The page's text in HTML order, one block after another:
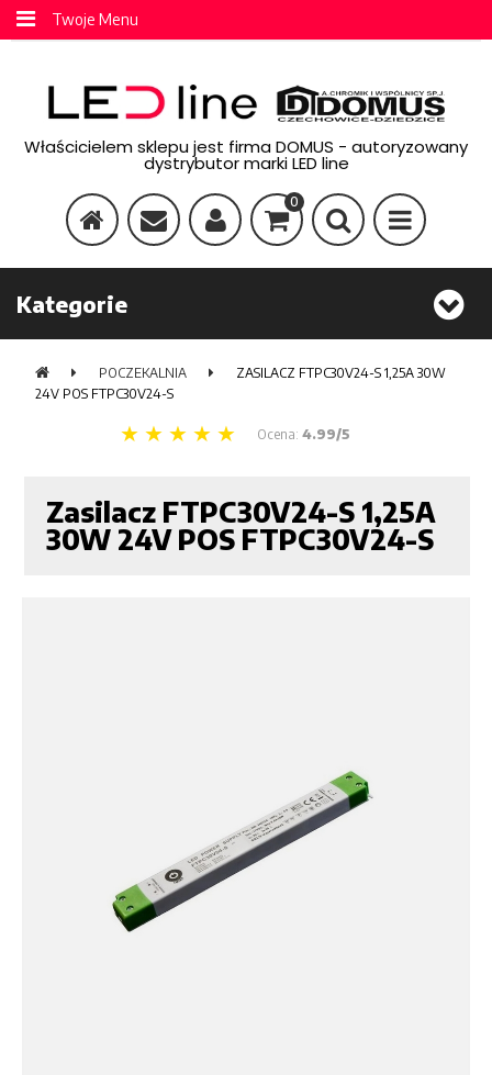
Twoje Menu
Właścicielem sklepu jest firma DOMUS - autoryzowany
dystrybutor marki LED line
0
Kategorie
POCZEKALNIA
ZASILACZ FTPC30V24-S 1,25A 30W
24V POS FTPC30V24-S
Ocena: 4.99/5
Zasilacz FTPC30V24-S 1,25A
30W 24V POS FTPC30V24-S